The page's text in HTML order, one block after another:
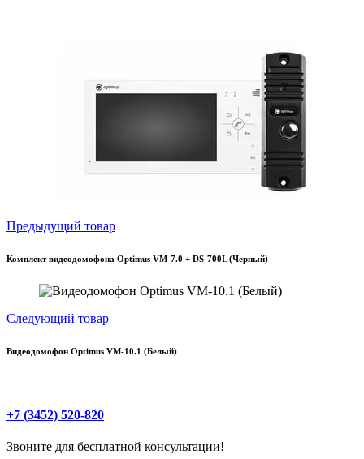
Предыдущий товар
Комплект видеодомофона Optimus VM-7.0 + DS-700L (Черный)
Следующий товар
Видеодомофон Optimus VM-10.1 (Белый)
+7 (3452) 520-820
Звоните для бесплатной консультации!